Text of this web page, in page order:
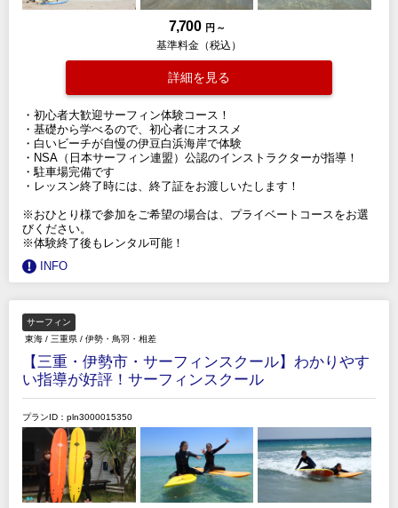
7,700 円 ～
基準料金（税込）
詳細を見る
・初心者大歓迎サーフィン体験コース！
・基礎から学べるので、初心者にオススメ
・白いビーチが自慢の伊豆白浜海岸で体験
・NSA（日本サーフィン連盟）公認のインストラクターが指導！
・駐車場完備です
・レッスン終了時には、終了証をお渡しいたします！
※おひとり様で参加をご希望の場合は、プライベートコースをお選
びください。
※体験終了後もレンタル可能！
INFO
サーフィン
東海 / 三重県 / 伊勢・鳥羽・相差
【三重・伊勢市・サーフィンスクール】わかりやす
い指導が好評！サーフィンスクール
プランID：pln3000015350